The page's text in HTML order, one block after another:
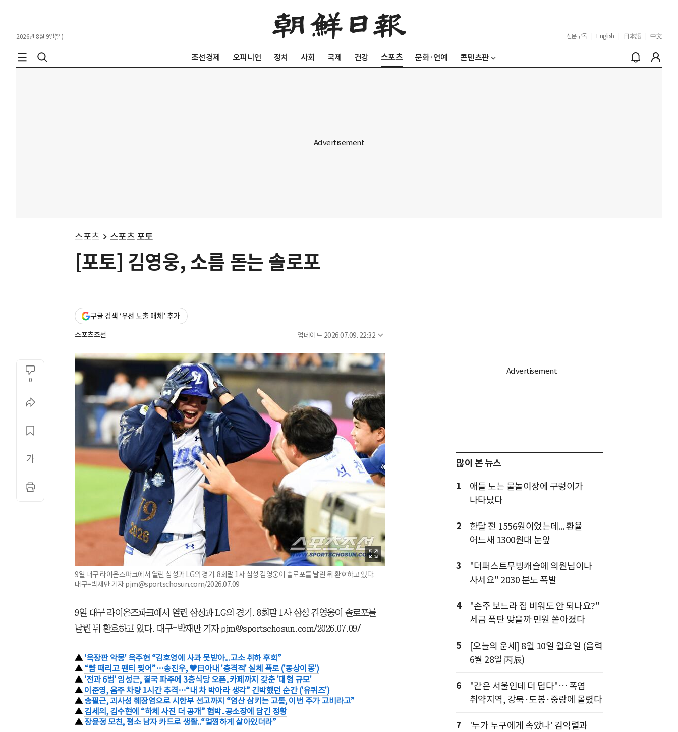
2026년 8월 9일(일) 신문구독 English 日本語 中文
조선경제 오피니언 정치 사회 국제 건강 스포츠 문화·연예 콘텐츠판
스포츠 스포츠 포토
[포토] 김영웅, 소름 돋는 솔로포
구글 검색 ‘우선 노출 매체’ 추가
스포츠조선 업데이트 2026.07.09. 22:32
0
9일 대구 라이온즈파크에서 열린 삼성과 LG의 경기. 8회말 1사 삼성 김영웅이 솔로포를 날린 뒤 환호하고 있다.
대구=박재만 기자 pjm@sportschosun.com/2026.07.09
9일 대구 라이온즈파크에서 열린 삼성과 LG의 경기. 8회말 1사 삼성 김영웅이 솔로포를
날린 뒤 환호하고 있다. 대구=박재만 기자 pjm@sportschosun.com/2026.07.09/
▲ '옥장판 악몽' 옥주현 “김호영에 사과 못받아...고소 취하 후회”
▲ “뺨 때리고 팬티 찢어”…송진우, ♥日아내 '충격적' 실체 폭로 ('동상이몽')
▲ '전과 6범' 임성근, 결국 파주에 3층식당 오픈..카페까지 갖춘 '대형 규모'
▲ 이준영, 음주 차량 1시간 추격…“내 차 박아라 생각” 긴박했던 순간 ('유퀴즈')
▲ 송필근, 괴사성 췌장염으로 시한부 선고까지 “염산 삼키는 고통, 이번 주가 고비라고”
▲ 김세의, 김수현에 “하체 사진 더 공개” 협박..공소장에 담긴 정황
▲ 장윤정 모친, 평소 남자 카드로 생활..“멀쩡하게 살아있더라”
많이 본 뉴스
1
애들 노는 물놀이장에 구렁이가
나타났다
2
한달 전 1556원이었는데... 환율
어느새 1300원대 눈앞
3
"더퍼스트무빙캐슬에 의원님이나
사세요" 2030 분노 폭발
4
"손주 보느라 집 비워도 안 되나요?"
세금 폭탄 맞을까 민원 쏟아졌다
5
[오늘의 운세] 8월 10일 월요일 (음력
6월 28일 丙辰)
6
"같은 서울인데 더 덥다"… 폭염
취약지역, 강북·도봉·중랑에 몰렸다
7
'누가 누구에게 속았나' 김익렬과